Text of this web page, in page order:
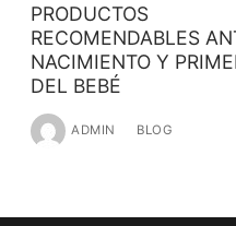
PRODUCTOS
RECOMENDABLES
NACIMIENTO Y
DEL BEBÉ
ADMIN BLOG